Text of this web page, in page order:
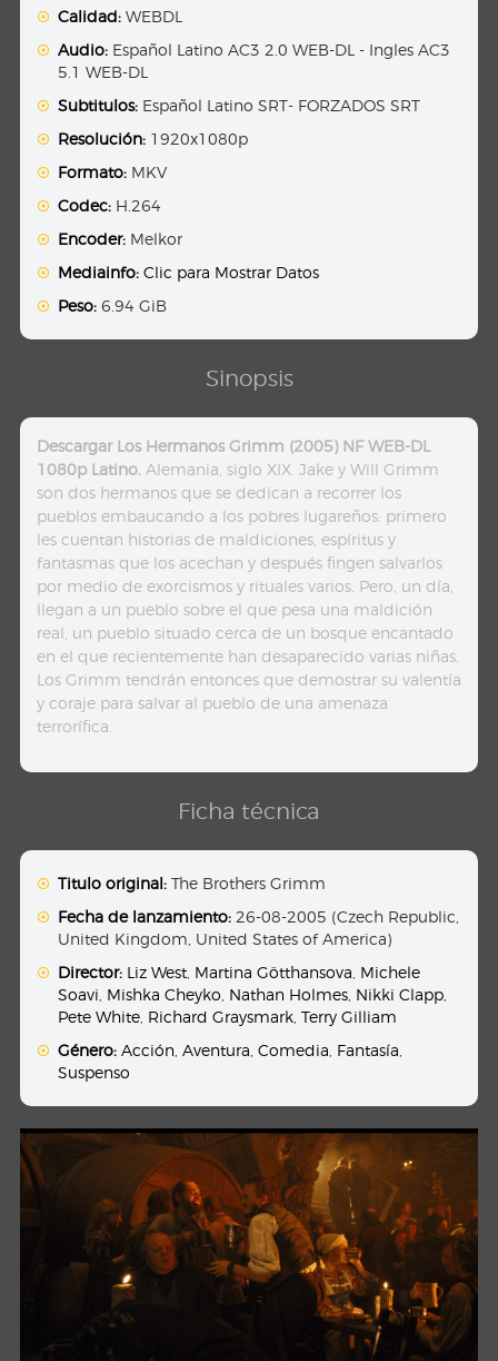
Calidad: WEBDL
Audio: Español Latino AC3 2.0 WEB-DL - Ingles AC3
5.1 WEB-DL
Subtitulos: Español Latino SRT- FORZADOS SRT
Resolución: 1920x1080p
Formato: MKV
Codec: H.264
Encoder: Melkor
Mediainfo: Clic para Mostrar Datos
Peso: 6.94 GiB
Sinopsis
Descargar Los Hermanos Grimm (2005) NF WEB-DL
1080p Latino. Alemania, siglo XIX. Jake y Will Grimm
son dos hermanos que se dedican a recorrer los
pueblos embaucando a los pobres lugareños: primero
les cuentan historias de maldiciones, espíritus y
fantasmas que los acechan y después fingen salvarlos
por medio de exorcismos y rituales varios. Pero, un día,
llegan a un pueblo sobre el que pesa una maldición
real, un pueblo situado cerca de un bosque encantado
en el que recientemente han desaparecido varias niñas.
Los Grimm tendrán entonces que demostrar su valentía
y coraje para salvar al pueblo de una amenaza
terrorífica.
Ficha técnica
Titulo original: The Brothers Grimm
Fecha de lanzamiento: 26-08-2005 (Czech Republic,
United Kingdom, United States of America)
Director: Liz West Martina Götthansova Michele
Soavi Mishka Cheyko Nathan Holmes Nikki Clapp
Pete White Richard Graysmark ,Terry Gilliam
Género: Acción ,Aventura ,Comedia Fantasía
Suspenso